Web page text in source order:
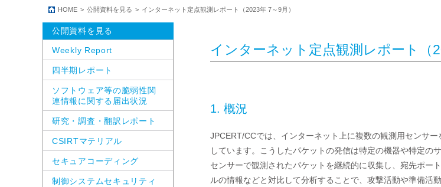
HOME 公開資料を見る インターネット定点観測レポート（2023年 7～9月）
インターネット定点観測レポート（
1. 概況
JPCERT/CCでは、インターネット上に複数の観測用センサ
しています。こうしたパケットの発信は特定の機器や特定の
センサーで観測されたパケットを継続的に収集し、宛先ポー
ルの情報などと対比して分析することで、攻撃活動や準備活
公開資料を見る
Weekly Report
四半期レポート
ソフトウェア等の脆弱性関
連情報に関する届出状況
研究・調査・翻訳レポート
CSIRTマテリアル
セキュアコーディング
制御システムセキュリティ